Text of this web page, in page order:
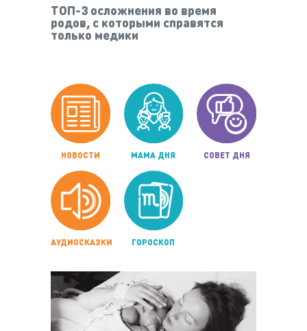
ТОП-3 осложнения во время
родов, с которыми справятся
только медики
НОВОСТИ МАМА ДНЯ СОВЕТ ДНЯ
АУДИОСКАЗКИ ГОРОСКОП